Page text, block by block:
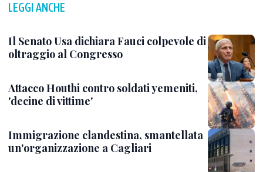
LEGGI ANCHE
Il Senato Usa dichiara Fauci colpevole di
oltraggio al Congresso
Attacco Houthi contro soldati yemeniti,
'decine di vittime'
Immigrazione clandestina, smantellata
un'organizzazione a Cagliari